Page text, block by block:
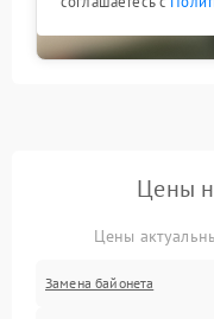
Цены
Цены
Замена байонета